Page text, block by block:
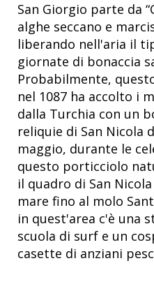
San Giorgio parte da
alghe seccano e
liberando nell'aria il
giornate di bonaccia
Probabilmente,
nel 1087 ha accolto i
dalla Turchia con un
reliquie di San Nicola
maggio, durante le
questo porticciolo
il quadro di San
mare fino al molo
in quest'area c'è una
scuola di surf e un
casette di anziani